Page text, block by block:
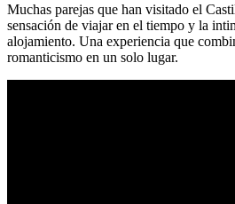
Muchas parejas que han visitado el
sensación de viajar en el tiempo y la
alojamiento. Una experiencia que
romanticismo en un solo lugar.